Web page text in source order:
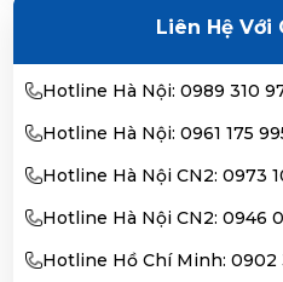
Liên Hệ Với
Hotline Hà Nội: 0989 310
Hotline Hà Nội: 0961 175
Hotline Hà Nội CN2: 0973
Hotline Hà Nội CN2: 0946
Hotline Hồ Chí Minh: 0902